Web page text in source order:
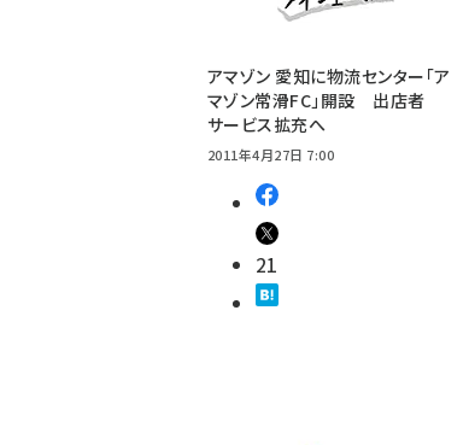
アマゾン 愛知に物流センター「ア
マゾン常滑FC」開設 出店者
サービス拡充へ
2011年4月27日 7:00
21